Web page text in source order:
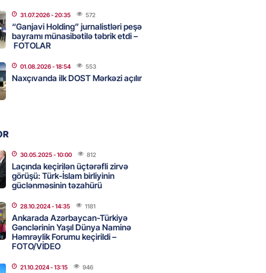
UNESCO-dakı yeni
kimdir? – DOSYE
- 16:00
pozan 26 nəfər tutuldu
və Yaroslavldakı
zavodunu vurub
- 15:30
Azərbaycanla bağlı tapşırıq
hərəkətə keçdi
31.07.2026- 20:35 572
“Ganjavi Holding” jurnalistləri peşə
bayramı münasibətilə təbrik etdi –
FOTOLAR
01.08.2026- 18:54 553
Naxçıvanda ilk DOST Mərkəzi açılır
30.05.2025- 10:00 812
Laçında keçirilən üçtərəfli zirvə
görüşü: Türk-İslam birliyinin
güclənməsinin təzahürü
28.10.2024- 14:35 1181
Ankarada Azərbaycan-Türkiyə
Gənclərinin Yaşıl Dünya Naminə
Həmrəylik Forumu keçirildi –
FOTO/VİDEO
21.10.2024- 13:15 946